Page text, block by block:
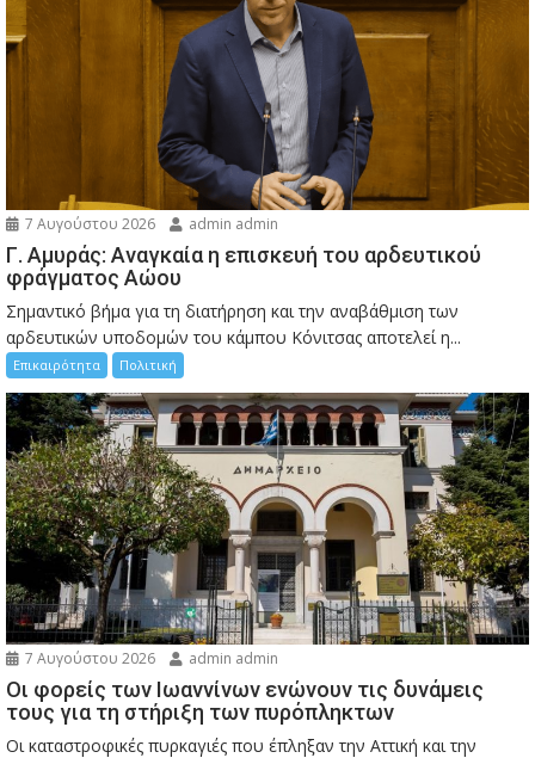
7 Αυγούστου 2026 admin admin
Γ. Αμυράς: Αναγκαία η επισκευή του αρδευτικού
φράγματος Αώου
Σημαντικό βήμα για τη διατήρηση και την αναβάθμιση των
αρδευτικών υποδομών του κάμπου Κόνιτσας αποτελεί η...
Επικαιρότητα Πολιτική
7 Αυγούστου 2026 admin admin
Οι φορείς των Ιωαννίνων ενώνουν τις δυνάμεις
τους για τη στήριξη των πυρόπληκτων
Οι καταστροφικές πυρκαγιές που έπληξαν την Αττική και την